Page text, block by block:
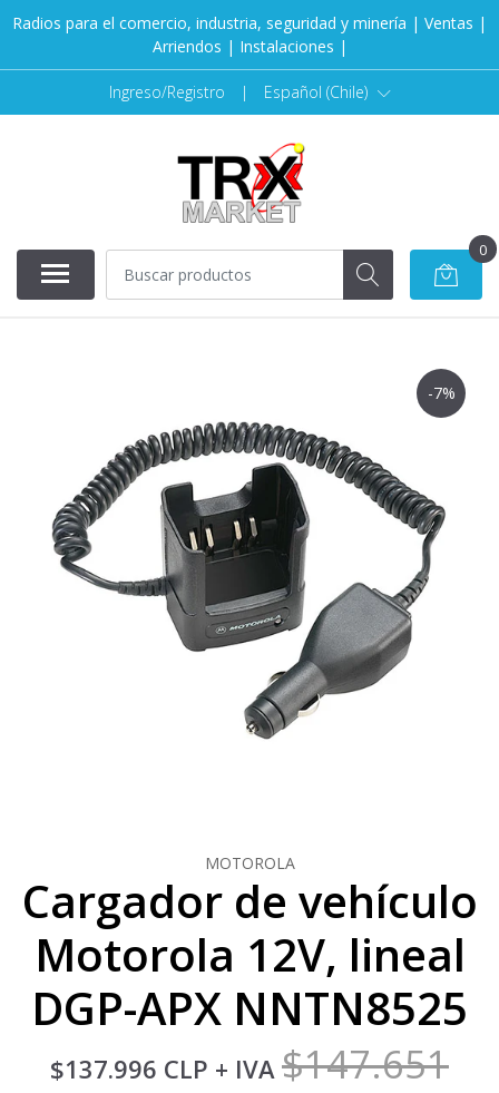
Radios para el comercio, industria, seguridad y minería | Ventas |
Arriendos | Instalaciones |
Ingreso/Registro | Español (Chile)
0
-7%
MOTOROLA
Cargador de vehículo
Motorola 12V, lineal
DGP-APX NNTN8525
$137.996 CLP + IVA $147.651